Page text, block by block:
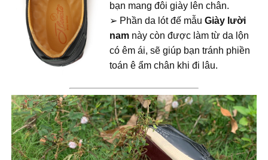
bạn mang đôi giày lên chân.
➢ Phần da lót đế mẫu Giày lười
nam này còn được làm từ da lộn
có êm ái, sẽ giúp bạn tránh phiền
toán ê ẩm chân khi đi lâu.